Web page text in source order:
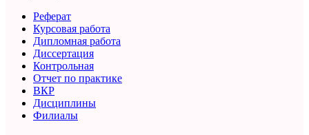
Реферат
Курсовая работа
Дипломная работа
Диссертация
Контрольная
Отчет по практике
ВКР
Дисциплины
Филиалы